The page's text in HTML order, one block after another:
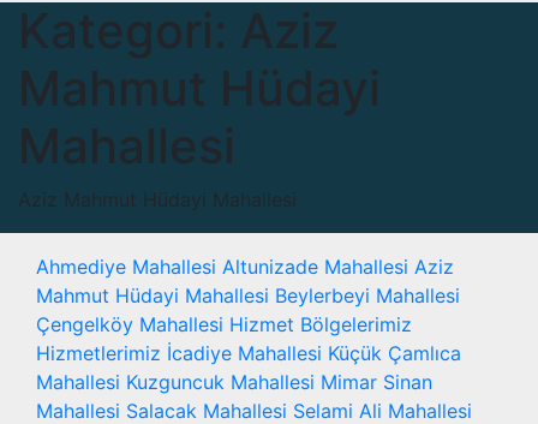
Kategori: Aziz
Mahmut Hüdayi
Mahallesi
Aziz Mahmut Hüdayi Mahallesi
Ahmediye Mahallesi Altunizade Mahallesi Aziz
Mahmut Hüdayi Mahallesi Beylerbeyi Mahallesi
Çengelköy Mahallesi Hizmet Bölgelerimiz
Hizmetlerimiz İcadiye Mahallesi Küçük Çamlıca
Mahallesi Kuzguncuk Mahallesi Mimar Sinan
Mahallesi Salacak Mahallesi Selami Ali Mahallesi